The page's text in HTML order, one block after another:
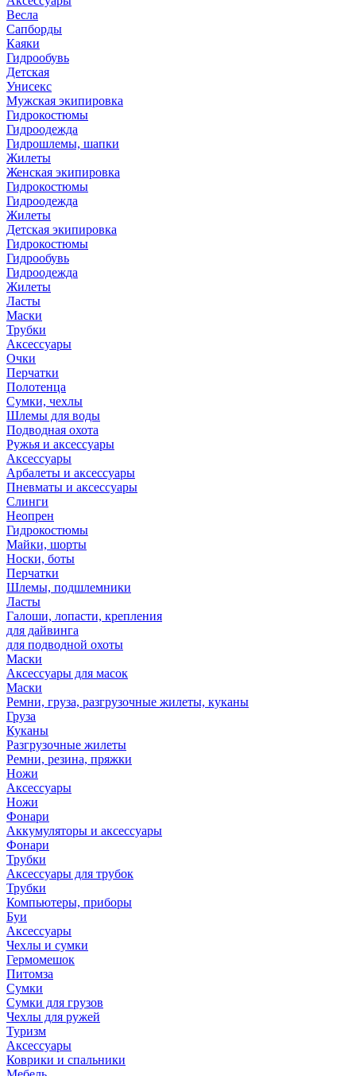
Весла
Сапборды
Каяки
Гидрообувь
Детская
Унисекс
Мужская экипировка
Гидрокостюмы
Гидроодежда
Гидрошлемы, шапки
Жилеты
Женская экипировка
Гидрокостюмы
Гидроодежда
Жилеты
Детская экипировка
Гидрокостюмы
Гидрообувь
Гидроодежда
Жилеты
Ласты
Маски
Трубки
Аксессуары
Очки
Перчатки
Полотенца
Сумки, чехлы
Шлемы для воды
Подводная охота
Ружья и аксессуары
Аксессуары
Арбалеты и аксессуары
Пневматы и аксессуары
Слинги
Неопрен
Гидрокостюмы
Майки, шорты
Носки, боты
Перчатки
Шлемы, подшлемники
Ласты
Галоши, лопасти, крепления
для дайвинга
для подводной охоты
Маски
Аксессуары для масок
Маски
Ремни, груза, разгрузочные жилеты, куканы
Груза
Куканы
Разгрузочные жилеты
Ремни, резина, пряжки
Ножи
Аксессуары
Ножи
Фонари
Аккумуляторы и аксессуары
Фонари
Трубки
Аксессуары для трубок
Трубки
Компьютеры, приборы
Буи
Аксессуары
Чехлы и сумки
Гермомешок
Питомза
Сумки
Сумки для грузов
Чехлы для ружей
Туризм
Аксессуары
Коврики и спальники